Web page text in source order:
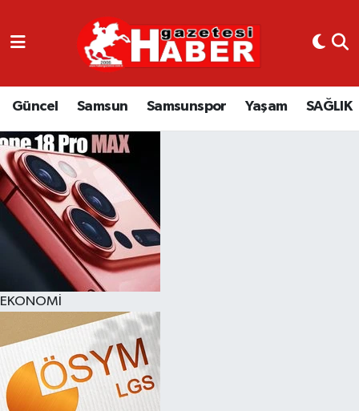
Güncel Samsun Samsunspor Yaşam SAĞLIK
EKONOMİ
GÜNCEL
SAMSUN
SAMSUNSPOR
EKONOMİ
YAŞAM